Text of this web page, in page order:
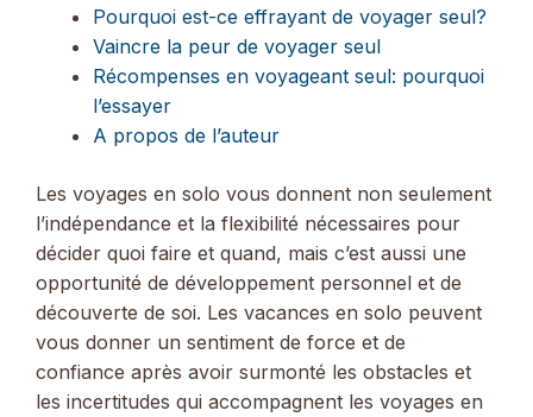
Pourquoi est-ce effrayant de voyager seul?
Vaincre la peur de voyager seul
Récompenses en voyageant seul: pourquoi
l’essayer
A propos de l’auteur
Les voyages en solo vous donnent non seulement
l’indépendance et la flexibilité nécessaires pour
décider quoi faire et quand, mais c’est aussi une
opportunité de développement personnel et de
découverte de soi. Les vacances en solo peuvent
vous donner un sentiment de force et de
confiance après avoir surmonté les obstacles et
les incertitudes qui accompagnent les voyages en